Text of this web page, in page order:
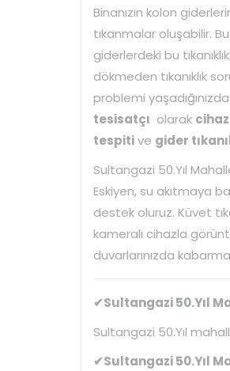
Binanızın kolon
tıkanmalar oluşabilir.
giderlerdeki bu
dökmeden tıkanıklık
problemi
tesisatçı olarak
tespitive gider
Sultangazi 50.Yıl
Eskiyen, su akıtmaya
destek oluruz. Küvet
kameralı cihazla
duvarlarınızda
✔Sultangazi 50.Yıl
Sultangazi 50.Yıl
✔Sultangazi 50.Yıl